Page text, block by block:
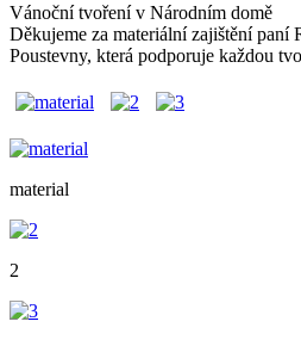
Vánoční tvoření v Národním domě
Děkujeme za materiální zajištění paní
Poustevny, která podporuje každou
material
2